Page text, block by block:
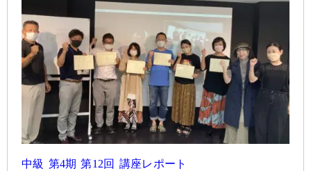
中級 第4期 第12回 講座レポート